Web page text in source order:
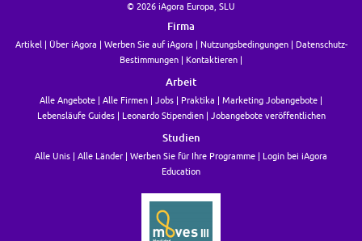
© 2026 iAgora Europa, SLU
Firma
Artikel Über iAgora Werben Sie auf iAgora Nutzungsbedingungen
Datenschutz-
Bestimmungen
Kontaktieren
Arbeit
Alle Angebote Alle Firmen Jobs Praktika
Marketing Jobangebote
Lebensläufe Guides
Leonardo Stipendien Jobangebote veröffentlichen
Studien
Alle Unis Alle Länder Werben Sie für Ihre Programme
Login bei iAgora
Education